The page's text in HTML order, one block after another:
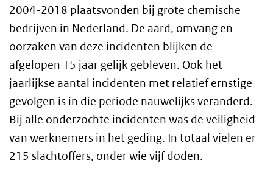
2004-2018 plaatsvonden bij grote chemische
bedrijven in Nederland. De aard, omvang en
oorzaken van deze incidenten blijken de
afgelopen 15 jaar gelijk gebleven. Ook het
jaarlijkse aantal incidenten met relatief ernstige
gevolgen is in die periode nauwelijks veranderd.
Bij alle onderzochte incidenten was de veiligheid
van werknemers in het geding. In totaal vielen er
215 slachtoffers, onder wie vijf doden.